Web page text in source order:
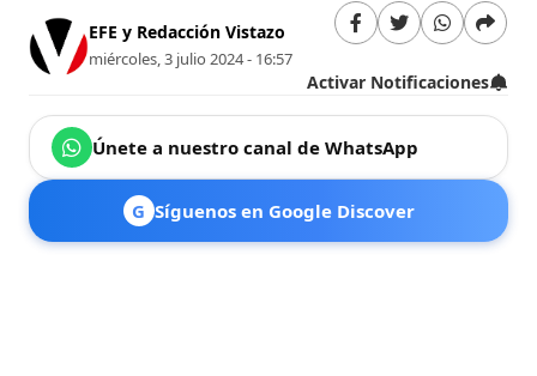
EFE y Redacción Vistazo
miércoles, 3 julio 2024 - 16:57
Activar Notificaciones
Únete a nuestro canal de WhatsApp
G Síguenos en Google Discover